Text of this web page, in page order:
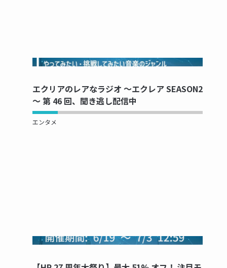
NOW PRINTING...
エクリアのレアなラジオ ～エクレア SEASON2
～ 第 46 回、聞き逃し配信中
エンタメ
NOW PRINTING...